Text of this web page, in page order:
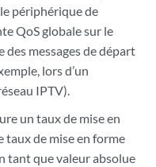
périphérique de
QoS globale sur le
des messages de départ
lors d’un
IPTV).
un taux de mise en
taux de mise en forme
tant que valeur absolue